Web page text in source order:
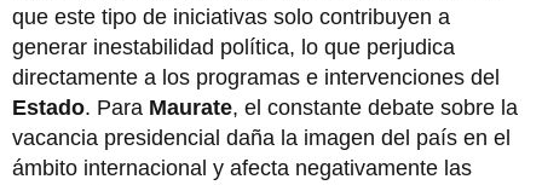
que este tipo de iniciativas solo contribuyen a
generar inestabilidad política, lo que perjudica
directamente a los programas e intervenciones del
Estado. Para Maurate, el constante debate sobre la
vacancia presidencial daña la imagen del país en el
ámbito internacional y afecta negativamente las